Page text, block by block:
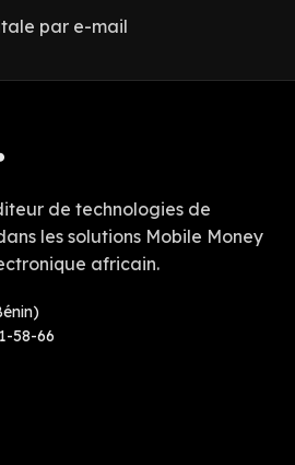
par e-mail
de technologies de
les solutions Mobile Money
africain.
58-66